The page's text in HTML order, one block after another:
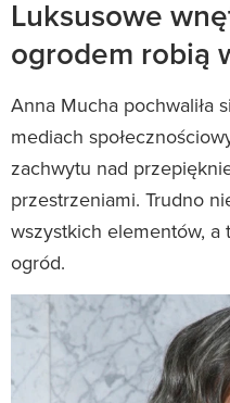
Luksusowe
ogrodem robią
Anna Mucha pochwaliła
mediach
zachwytu nad
przestrzeniami. Trudno
wszystkich elementów,
ogród.